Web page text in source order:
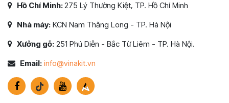
Hồ Chí Minh:275 Lý Thường Kiệt, TP. Hồ Chí Minh
Nhà máy: KCN Nam Thăng Long - TP. Hà Nội
Xưởng gỗ: 251 Phú Diễn - Bắc Từ Liêm - TP. Hà Nội.
Email: info@vinakit.vn